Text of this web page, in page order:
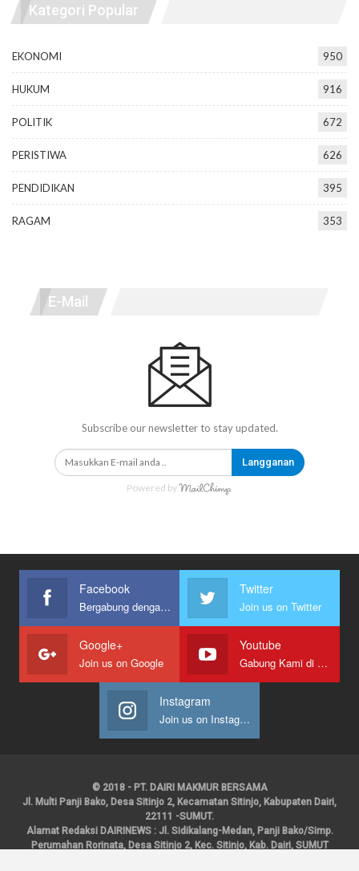
Kategori Popular
EKONOMI 950
HUKUM 916
POLITIK 672
PERISTIWA 626
PENDIDIKAN 395
RAGAM 353
E-Mail
Subscribe our newsletter to stay updated.
Langganan
Powered by
Facebook
Bergabung dengan kami
Twitter
Join us on Twitter
Google+
Join us on Google
Youtube
Gabung Kami di Youtube
Instagram
Join us on Instagram
© 2018 - PT. DAIRI MAKMUR BERSAMA
Jl. Multi Panji Bako, Desa Sitinjo 2, Kecamatan Sitinjo, Kabupaten Dairi,
22111 -SUMUT.
Alamat Redaksi DAIRINEWS : Jl. Sidikalang-Medan, Panji Bako/Simp.
Perumahan Rorinata, Desa Sitinjo 2, Kec. Sitinjo, Kab. Dairi, SUMUT